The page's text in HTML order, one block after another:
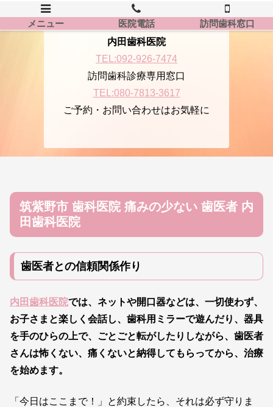
内田歯科医院
TEL:092-926-7474
訪問歯科診療専用窓口
TEL:080-7813-3617
ご予約・お問い合わせはお気軽に
筑紫野市 歯科医院 痛みの少ない 歯医者 内
田歯科医院
歯医者との信頼関係作り
内田歯科医院では、ネットや開口器などは、一切使わず、
お子さまと楽しく会話し、 歯科用ミラーで遊んだり、器具
を手のひらの上で、ごとごと転がしたりしながら、 歯医者
さんは怖くない、痛くないと納得してもらってから、治療
を始めます。
「今日はここまで！」と約束したら、それは必ず守りま
メニュー 医院電話 訪問歯科窓口